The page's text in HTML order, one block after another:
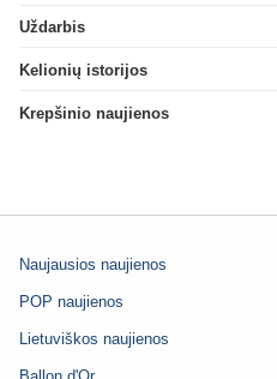
Uždarbis
Kelionių istorijos
Krepšinio naujienos
Naujausios naujienos
POP naujienos
Lietuviškos naujienos